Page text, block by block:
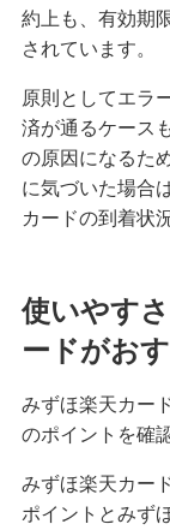
約上も、有効期
されています。
原則としてエラ
済が通るケース
の原因になるた
に気づいた場合
カードの到着状
使いやす
ードがお
みずほ楽天カー
のポイントを確
みずほ楽天カー
ポイントとみず